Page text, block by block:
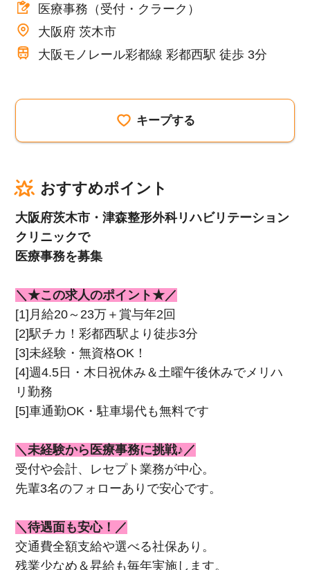
医療事務（受付・クラーク）
大阪府 茨木市
大阪モノレール彩都線 彩都西駅 徒歩 3分
キープする
おすすめポイント
大阪府茨木市・津森整形外科リハビリテーション
クリニックで
医療事務を募集
＼★この求人のポイント★／
[1]月給20～23万＋賞与年2回
[2]駅チカ！彩都西駅より徒歩3分
[3]未経験・無資格OK！
[4]週4.5日・木日祝休み＆土曜午後休みでメリハ
リ勤務
[5]車通勤OK・駐車場代も無料です
＼未経験から医療事務に挑戦♪／
受付や会計、レセプト業務が中心。
先輩3名のフォローありで安心です。
＼待遇面も安心！／
交通費全額支給や選べる社保あり。
残業少なめ＆昇給も毎年実施します。